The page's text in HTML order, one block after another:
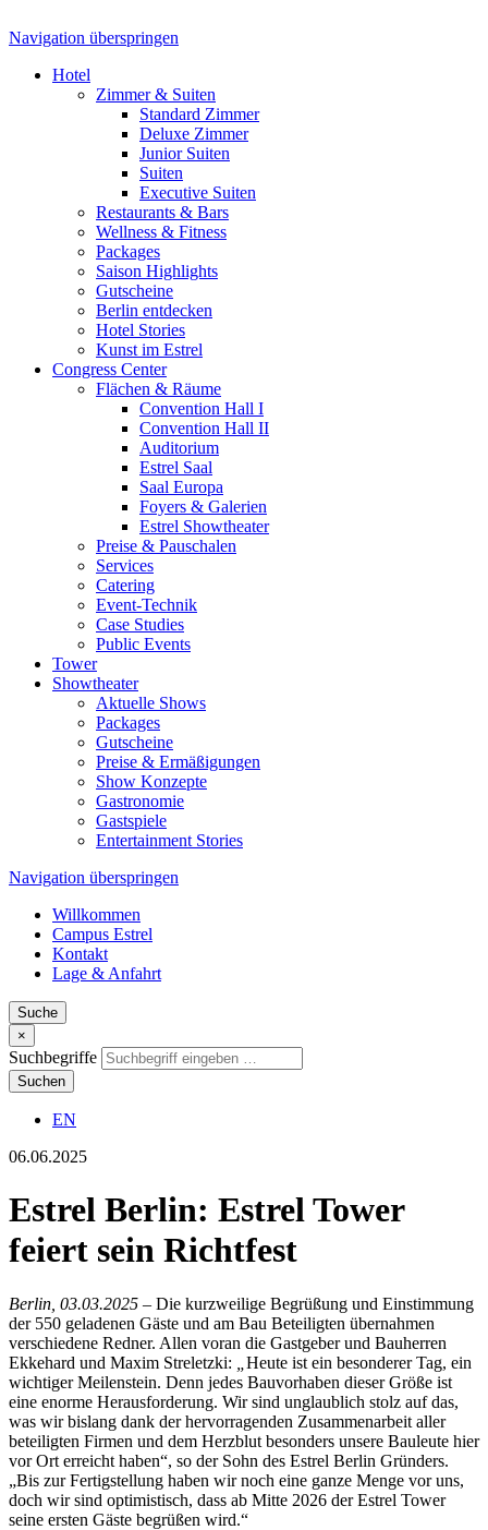
Navigation überspringen
Hotel
Zimmer & Suiten
Standard Zimmer
Deluxe Zimmer
Junior Suiten
Suiten
Executive Suiten
Restaurants & Bars
Wellness & Fitness
Packages
Saison Highlights
Gutscheine
Berlin entdecken
Hotel Stories
Kunst im Estrel
Congress Center
Flächen & Räume
Convention Hall I
Convention Hall II
Auditorium
Estrel Saal
Saal Europa
Foyers & Galerien
Estrel Showtheater
Preise & Pauschalen
Services
Catering
Event-Technik
Case Studies
Public Events
Tower
Showtheater
Aktuelle Shows
Packages
Gutscheine
Preise & Ermäßigungen
Show Konzepte
Gastronomie
Gastspiele
Entertainment Stories
Navigation überspringen
Willkommen
Campus Estrel
Kontakt
Lage & Anfahrt
Suche
×
Suchbegriffe
Suchen
EN
06.06.2025
Estrel Berlin: Estrel Tower
feiert sein Richtfest
Berlin, 03.03.2025 – Die kurzweilige Begrüßung und Einstimmung
der 550 geladenen Gäste und am Bau Beteiligten übernahmen
verschiedene Redner. Allen voran die Gastgeber und Bauherren
Ekkehard und Maxim Streletzki:
Heute ist ein besonderer Tag, ein
wichtiger Meilenstein. Denn jedes Bauvorhaben dieser Größe ist
eine enorme Herausforderung. Wir sind unglaublich stolz auf das,
was wir bislang dank der hervorragenden Zusammenarbeit aller
beteiligten Firmen und dem Herzblut besonders unsere Bauleute hier
vor Ort erreicht haben“, so der Sohn des Estrel Berlin Gründers.
„Bis zur Fertigstellung haben wir noch eine ganze Menge vor uns,
doch wir sind optimistisch, dass ab Mitte 2026 der Estrel Tower
seine ersten Gäste begrüßen wird.“